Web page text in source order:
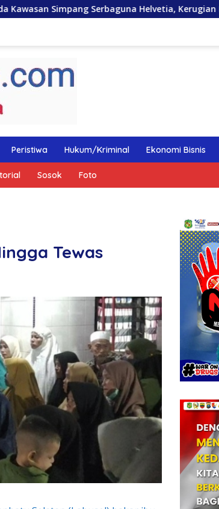
Helvetia, Kerugian Ditaksir Ratusan Juta
Peristiwa Hukum/Kriminal Ekonomi Bisnis
Sosok Foto
Tewas